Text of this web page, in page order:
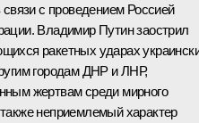
с проведением Россией
Владимир Путин заострил
ракетных ударах
городам ДНР и ЛНР,
жертвам среди мирного
неприемлемый характер